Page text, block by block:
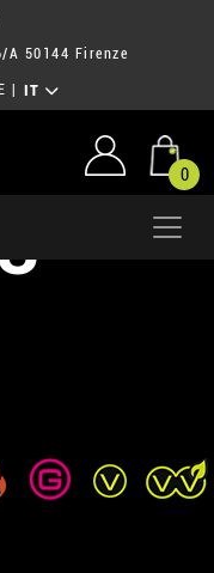
50144 Firenze
IT
0